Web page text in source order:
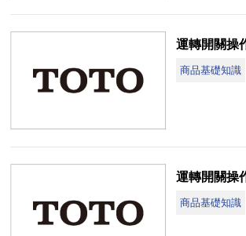
商品基礎知識
商品基礎知識